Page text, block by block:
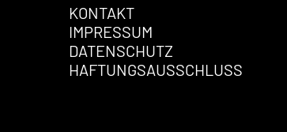
KONTAKT
IMPRESSUM
DATENSCHUTZ
HAFTUNGSAUSSCHLUSS